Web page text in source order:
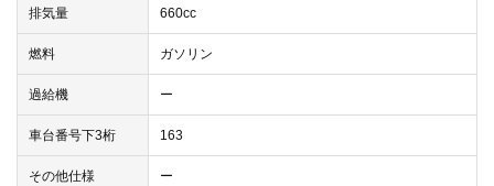
排気量 660cc
燃料 ガソリン
過給機 ー
車台番号下3桁 163
その他仕様 ー